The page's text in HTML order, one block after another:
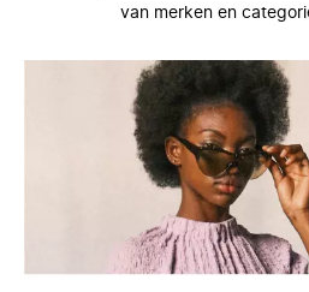
van merken en